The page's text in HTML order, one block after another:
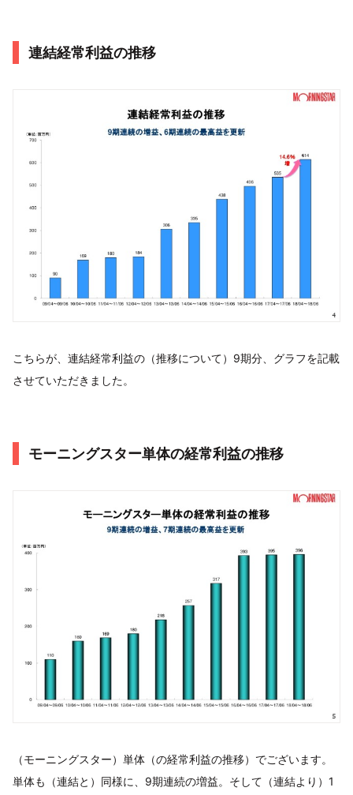
連結経常利益の推移
こちらが、連結経常利益の（推移について）9期分、グラフを記載
させていただきました。
モーニングスター単体の経常利益の推移
（モーニングスター）単体（の経常利益の推移）でございます。
単体も（連結と）同様に、9期連続の増益。そして（連結より）1